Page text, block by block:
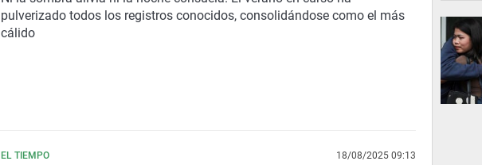
pulverizado todos los registros conocidos, consolidándose como el más
cálido
EL TIEMPO 18/08/2025 09:13